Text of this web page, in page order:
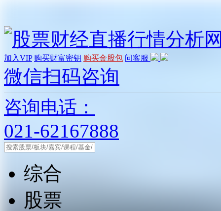
加入VIP 购买财富密钥 购买金股包 问客服
微信扫码咨询
咨询电话：
021-62167888
综合
股票